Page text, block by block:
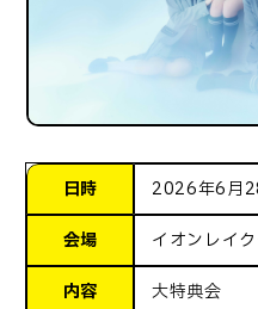
日時 2026年6月
会場 イオンレイ
内容 大特典会